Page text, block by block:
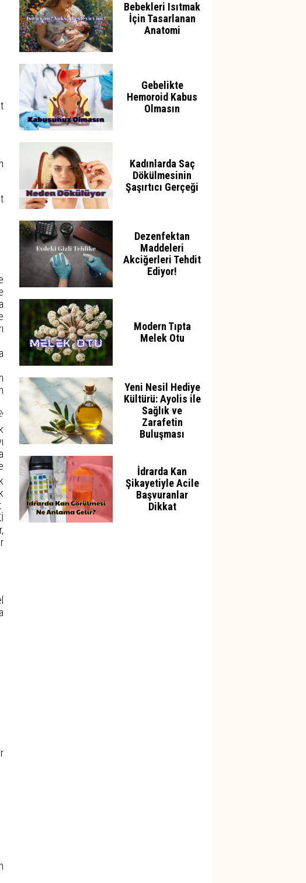
’
Bebekleri Isıtmak
İçin Tasarlanan
Anatomi
Gebelikte
Hemoroid Kabus
Olmasın
Kadınlarda Saç
Dökülmesinin
Şaşırtıcı Gerçeği
Dezenfektan
Maddeleri
Akciğerleri Tehdit
Ediyor!
Modern Tıpta
Melek Otu
Yeni Nesil Hediye
Kültürü: Ayolis ile
Sağlık ve
Zarafetin
Buluşması
İdrarda Kan
Şikayetiyle Acile
Başvuranlar
Dikkat